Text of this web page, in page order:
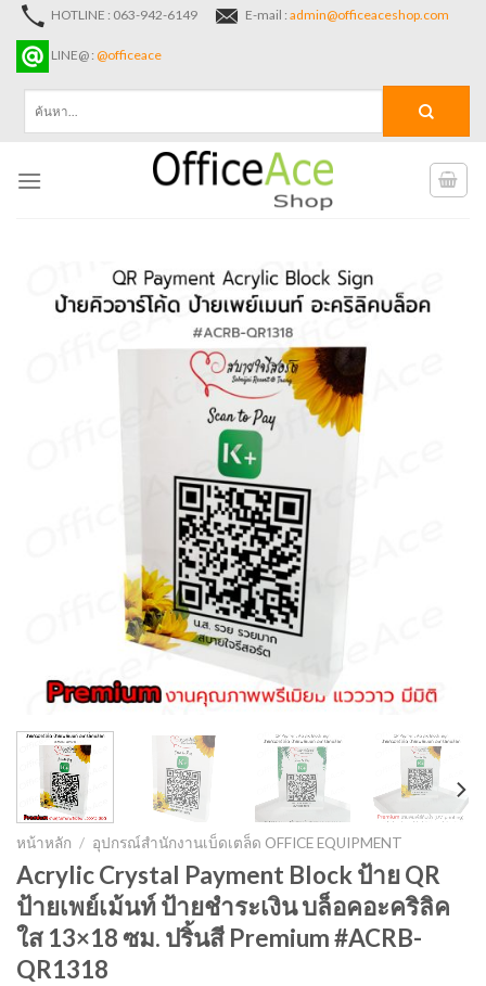
Skip
content
HOTLINE : 063-942-6149 E-mail : admin@officeaceshop.com
LINE@ : @officeace
หน้าหลัก / อุปกรณ์สำนักงานเบ็ดเตล็ด OFFICE EQUIPMENT
Acrylic Crystal Payment Block ป้าย QR
ป้ายเพย์เม้นท์ ป้ายชำระเงิน บล็อคอะคริลิค
ใส 13×18 ซม. ปริ้นสี Premium #ACRB-
QR1318